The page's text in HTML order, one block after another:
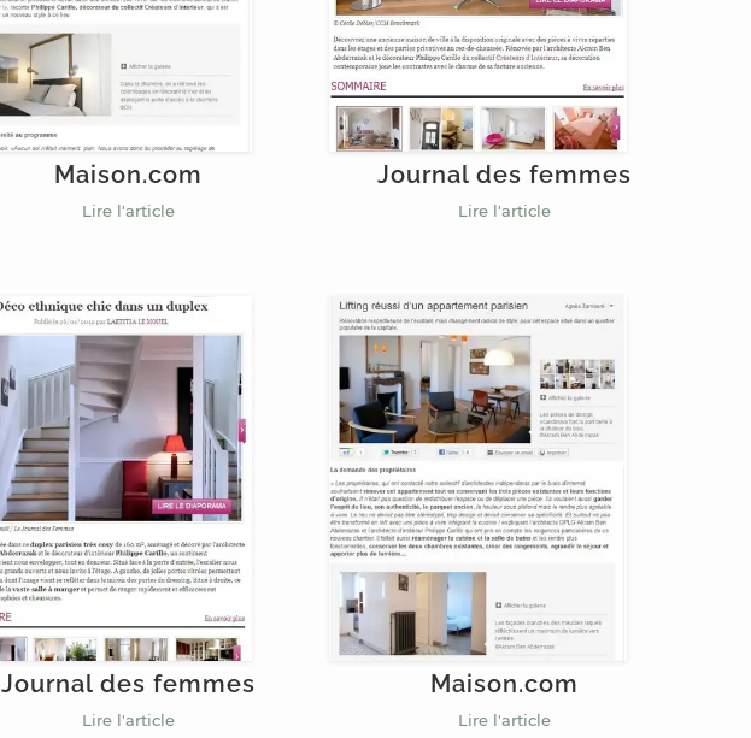
Maison.com
Lire l'article
Journal des femmes
Lire l'article
Journal des femmes
Lire l'article
Maison.com
Lire l'article